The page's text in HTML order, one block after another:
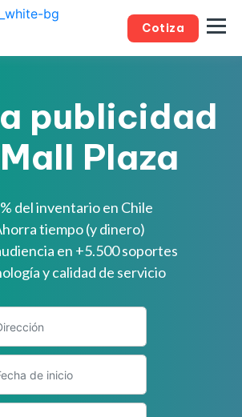
Cotiza
publicidad
Plaza
del inventario en Chile
tiempo (y dinero)
en +5.500 soportes
y calidad de servicio